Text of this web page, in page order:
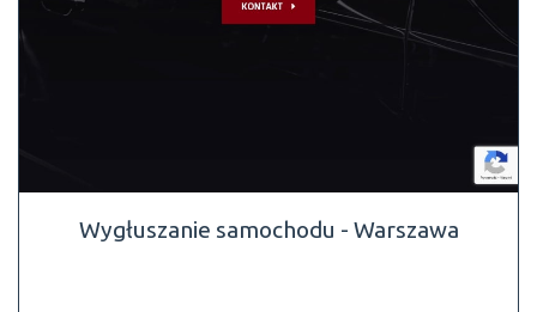
Wygłuszanie samochodu - Warszawa